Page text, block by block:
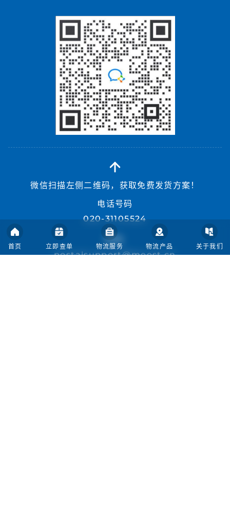
首页 立即查单 物流服务 物流产品 关于我们
电话号码
020-31105524
邮箱:
postalsupport@meest.cn
微信扫描左侧二维码，获取免费发货方案！